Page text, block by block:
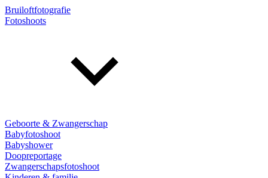
Bruiloftfotografie
Fotoshoots
Geboorte & Zwangerschap
Babyfotoshoot
Babyshower
Doopreportage
Zwangerschapsfotoshoot